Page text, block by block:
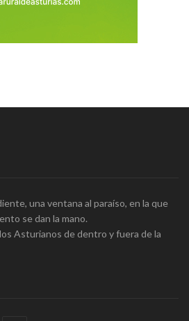
una ventana al paraíso, en la que
se dan la mano.
Asturianos de dentro y fuera de la